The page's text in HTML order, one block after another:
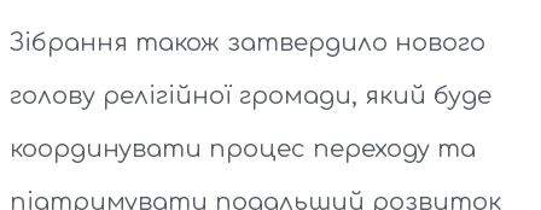
Зібрання також затвердило нового
голову релігійної громади, який буде
координувати процес переходу та
підтримувати подальший розвиток